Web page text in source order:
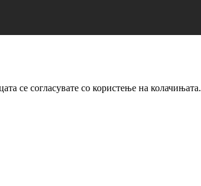
се согласувате со користење на колачињата.